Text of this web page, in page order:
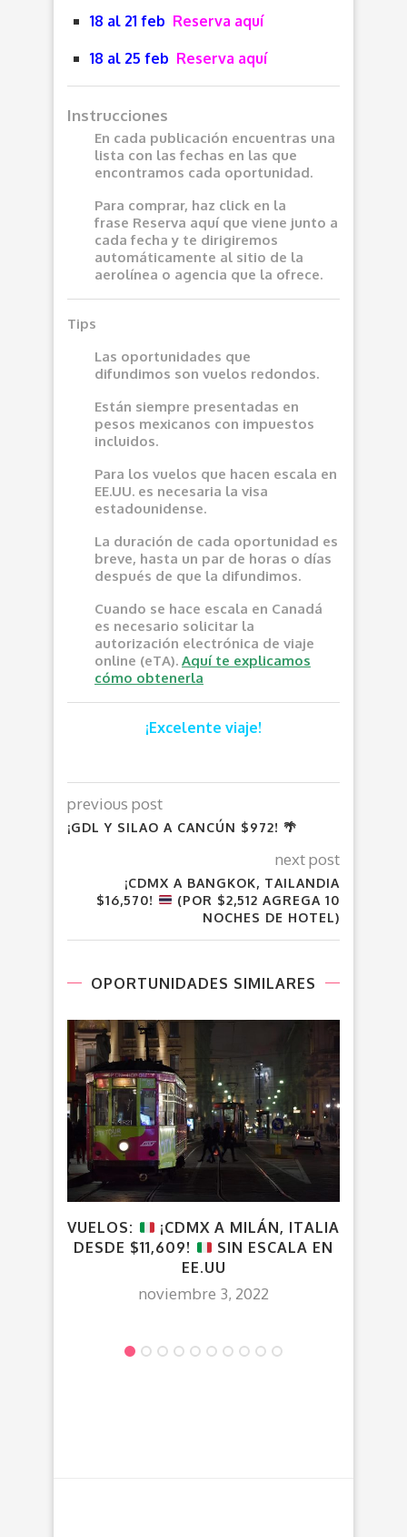
18 al 21 feb Reserva aquí
18 al 25 feb Reserva aquí
Instrucciones
En cada publicación encuentras una
lista con las fechas en las que
encontramos cada oportunidad.
Para comprar, haz click en la
frase Reserva aquí que viene junto a
cada fecha y te dirigiremos
automáticamente al sitio de la
aerolínea o agencia que la ofrece.
Tips
Las oportunidades que
difundimos son vuelos redondos.
Están siempre presentadas en
pesos mexicanos con impuestos
incluidos.
Para los vuelos que hacen escala en
EE.UU. es necesaria la visa
estadounidense.
La duración de cada oportunidad es
breve, hasta un par de horas o días
después de que la difundimos.
Cuando se hace escala en Canadá
es necesario solicitar la
autorización electrónica de viaje
online (eTA). Aquí te explicamos
cómo obtenerla
¡Excelente viaje!
previous post
¡GDL Y SILAO A CANCÚN $972! 🌴
next post
¡CDMX A BANGKOK, TAILANDIA
$16,570!
(POR $2,512 AGREGA 10
NOCHES DE HOTEL)
OPORTUNIDADES SIMILARES
VUELOS:
¡CDMX A MILÁN, ITALIA
DESDE $11,609!
SIN ESCALA EN
EE.UU
noviembre 3, 2022